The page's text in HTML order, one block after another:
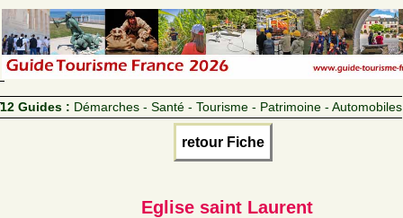
12 Guides : Démarches - Santé - Tourisme - Patrimoine - Automobiles
retour Fiche
Eglise saint Laurent